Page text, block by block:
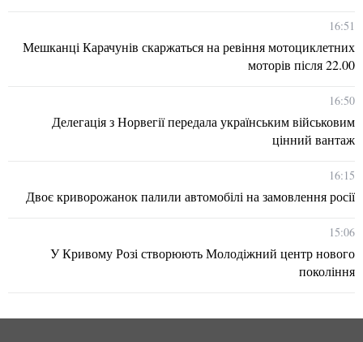
16:51
Мешканці Карачунів скаржаться на ревіння мотоциклетних
моторів після 22.00
16:50
Делегація з Норвегії передала українським військовим
цінний вантаж
16:15
Двоє криворожанок палили автомобілі на замовлення росії
15:06
У Кривому Розі створюють Молодіжний центр нового
покоління